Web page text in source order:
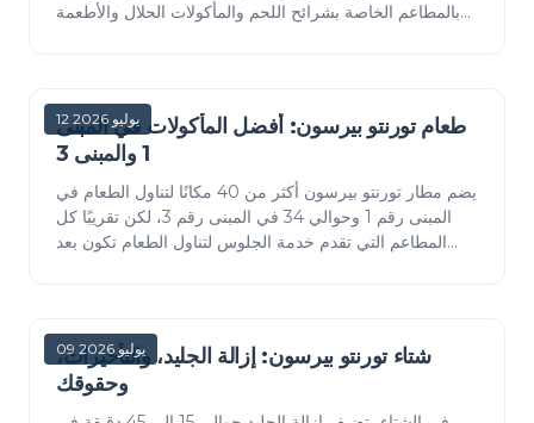
بالمطاعم الخاصة بشرائح اللحم والمأكولات الحلال والأطعمة
12 يوليو 2026
طعام تورنتو بيرسون: أفضل المأكولات في المبنى
1 والمبنى 3
يضم مطار تورنتو بيرسون أكثر من 40 مكانًا لتناول الطعام في
المبنى رقم 1 وحوالي 34 في المبنى رقم 3، لكن تقريبًا كل
المطاعم التي تقدم خدمة الجلوس لتناول الطعام تكون بعد
09 يوليو 2026
شتاء تورنتو بيرسون: إزالة الجليد، والتأخيرات،
وحقوقك